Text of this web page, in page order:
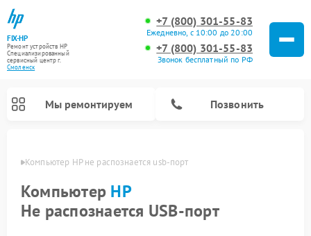
FIX-HP
Ремонт устройств HP
Специализированный
cервисный центр г.
Смоленск
+7 (800) 301-55-83
Ежедневно, с 10:00 до 20:00
+7 (800) 301-55-83
Звонок бесплатный по РФ
Мы ремонтируем Позвонить
Компьютер HP не распознается usb-порт
Компьютер HP
Не распознается USB-порт